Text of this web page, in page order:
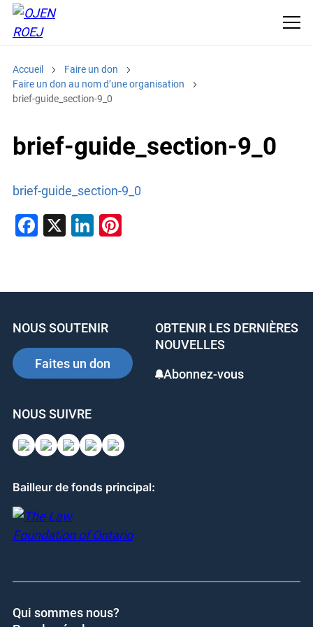
Accueil
Faire un don
Faire un don au nom d’une organisation
brief-guide_section-9_0
brief-guide_section-9_0
brief-guide_section-9_0
F
e
o
o
k
X
Li
e
n
e
NOUS SOUTENIR
Faites un don
OBTENIR LES DERNIÈRES
NOUVELLES
Abonnez-vous
NOUS SUIVRE
Bailleur de fonds principal:
Qui sommes nous?